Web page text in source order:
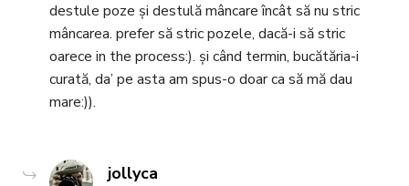
destule poze și destulă mâncare încât să nu stric
mâncarea. prefer să stric pozele, dacă-i să stric
oarece in the process:). și când termin, bucătăria-i
curată, da’ pe asta am spus-o doar ca să mă dau
mare:)).
jollyca